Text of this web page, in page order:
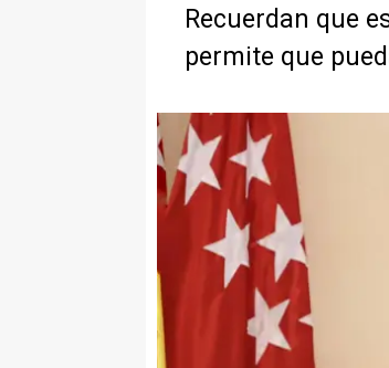
Recuerdan que
permite que